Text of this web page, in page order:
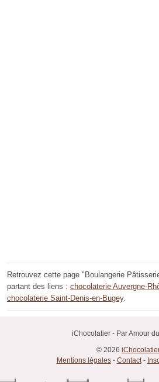
Retrouvez cette page "Boulangerie
partant des liens : chocolaterie Auvergne-
chocolaterie Saint-Denis-en-Bugey.
iChocolatier - Par Amour
© 2026
Mentions légales- Contact-